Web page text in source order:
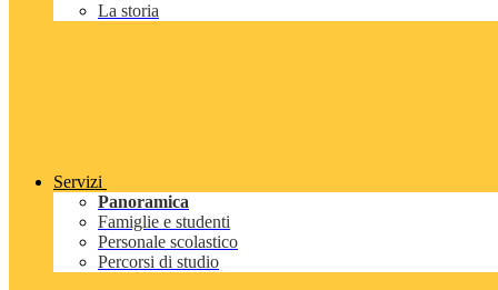
La storia
Servizi
Panoramica
Famiglie e studenti
Personale scolastico
Percorsi di studio